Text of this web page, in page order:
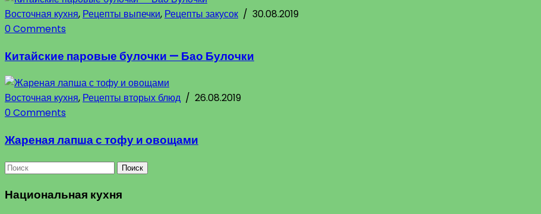
Восточная кухня, Рецепты выпечки, Рецепты закусок / 30.08.2019
0 Comments
Китайские паровые булочки — Бао Булочки
Восточная кухня, Рецепты вторых блюд / 26.08.2019
0 Comments
Жареная лапша с тофу и овощами
Поиск
Национальная кухня